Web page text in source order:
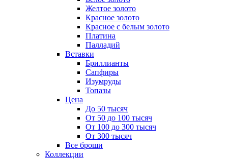
Желтое золото
Красное золото
Красное с белым золото
Платина
Палладий
Вставки
Бриллианты
Сапфиры
Изумруды
Топазы
Цена
До 50 тысяч
От 50 до 100 тысяч
От 100 до 300 тысяч
От 300 тысяч
Все броши
Коллекции